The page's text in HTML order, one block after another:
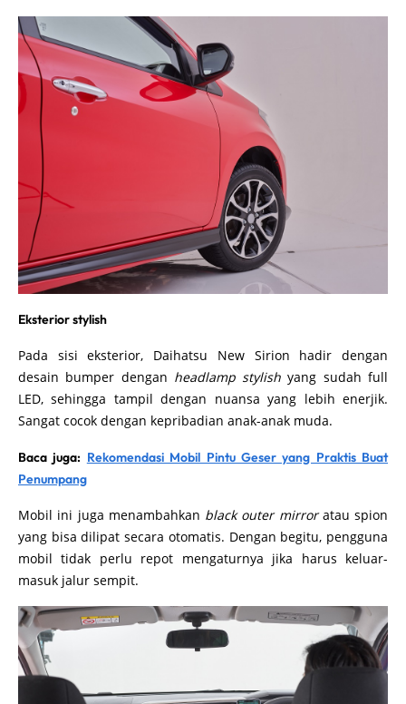
Eksterior stylish
Pada sisi eksterior, Daihatsu New Sirion hadir dengan
desain bumper dengan headlamp stylishyang sudah full
LED, sehingga tampil dengan nuansa yang lebih enerjik.
Sangat cocok dengan kepribadian anak-anak muda.
Baca juga: Rekomendasi Mobil Pintu Geser yang Praktis Buat
Penumpang
Mobil ini juga menambahkan black outer mirroratau spion
yang bisa dilipat secara otomatis. Dengan begitu, pengguna
mobil tidak perlu repot mengaturnya jika harus keluar-
masuk jalur sempit.